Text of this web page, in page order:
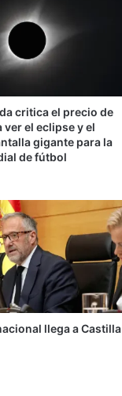
critica el precio de
ver el eclipse y el
gigante para la
de fútbol
llega a Castilla